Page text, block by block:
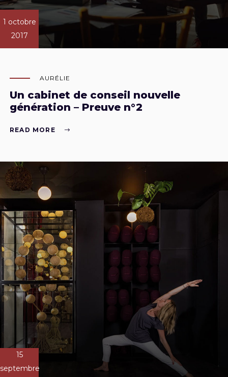
1 octobre
2017
AURÉLIE
Un cabinet de conseil nouvelle
génération – Preuve n°2
READ MORE
15
septembre